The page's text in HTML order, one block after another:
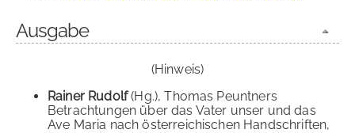
Ausgabe
(Hinweis)
Rainer Rudolf(Hg.), Thomas Peuntners
Betrachtungen über das Vater unser und das
Ave Maria nach österreichischen Handschriften,